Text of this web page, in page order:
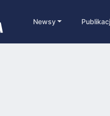
Newsy